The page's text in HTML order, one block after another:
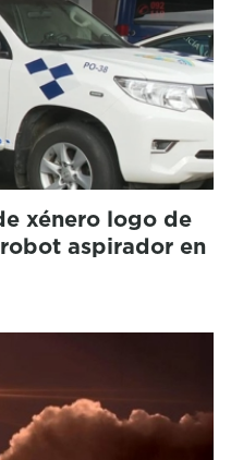
xénero logo de
aspirador en